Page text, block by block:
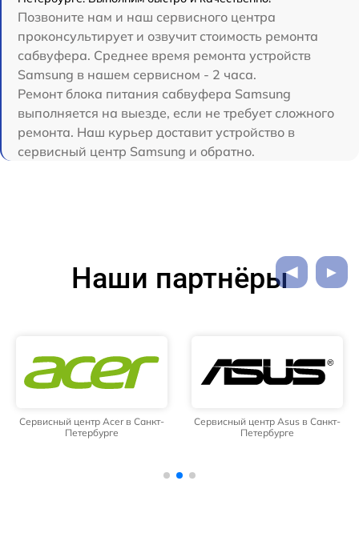
Позвоните нам и наш сервисного центра
проконсультирует и озвучит стоимость ремонта
сабвуфера. Среднее время ремонта устройств
Samsung в нашем сервисном - 2 часа.
Ремонт блока питания сабвуфера Samsung
выполняется на выезде, если не требует сложного
ремонта. Наш курьер доставит устройство в
сервисный центр Samsung и обратно.
Наши партнёры
Сервисный центр Acer в Санкт-
Петербурге
Сервисный центр Asus в Санкт-
Петербурге